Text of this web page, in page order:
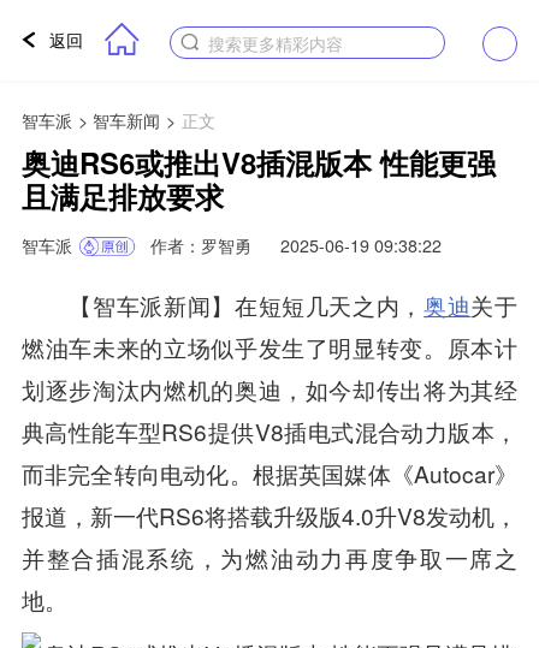
返回 搜索更多精彩内容
智车派 > 智车新闻 > 正文
奥迪RS6或推出V8插混版本 性能更强
且满足排放要求
智车派 作者：罗智勇 2025-06-19 09:38:22
【智车派新闻】在短短几天之内，奥迪关于
燃油车未来的立场似乎发生了明显转变。原本计
划逐步淘汰内燃机的奥迪，如今却传出将为其经
典高性能车型RS6提供V8插电式混合动力版本，
而非完全转向电动化。根据英国媒体《Autocar》
报道，新一代RS6将搭载升级版4.0升V8发动机，
并整合插混系统，为燃油动力再度争取一席之
地。